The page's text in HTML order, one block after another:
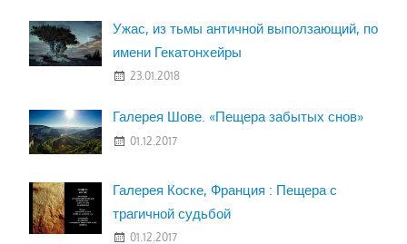
Ужас, из тьмы античной выползающий, по
имени Гекатонхейры
23.01.2018
Галерея Шове. «Пещера забытых снов»
01.12.2017
Галерея Коске, Франция : Пещера с
трагичной судьбой
01.12.2017